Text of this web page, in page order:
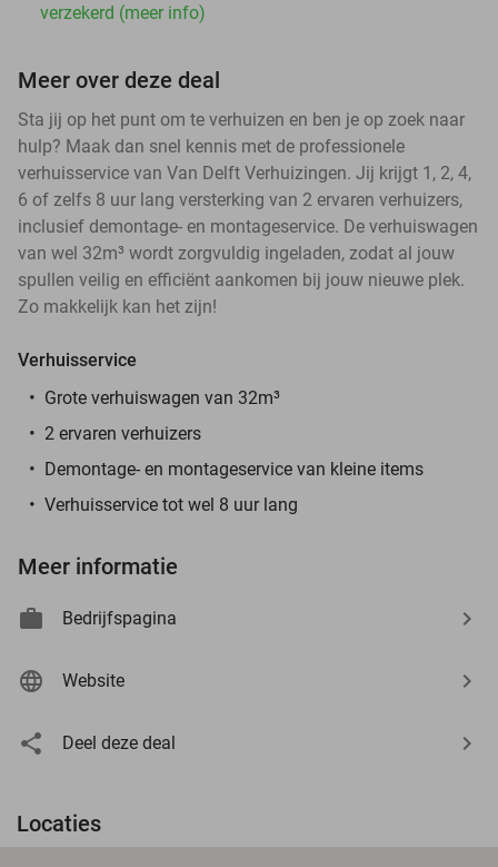
verzekerd (meer info)
Meer over deze deal
Sta jij op het punt om te verhuizen en ben je op zoek naar
hulp? Maak dan snel kennis met de professionele
verhuisservice van Van Delft Verhuizingen. Jij krijgt 1, 2, 4,
6 of zelfs 8 uur lang versterking van 2 ervaren verhuizers,
inclusief demontage- en montageservice. De verhuiswagen
van wel 32m³ wordt zorgvuldig ingeladen, zodat al jouw
spullen veilig en efficiënt aankomen bij jouw nieuwe plek.
Zo makkelijk kan het zijn!
Verhuisservice
Grote verhuiswagen van 32m³
2 ervaren verhuizers
Demontage- en montageservice van kleine items
Verhuisservice tot wel 8 uur lang
Meer informatie
Bedrijfspagina
Website
Deel deze deal
Locaties